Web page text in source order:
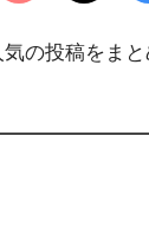
の投稿をまと